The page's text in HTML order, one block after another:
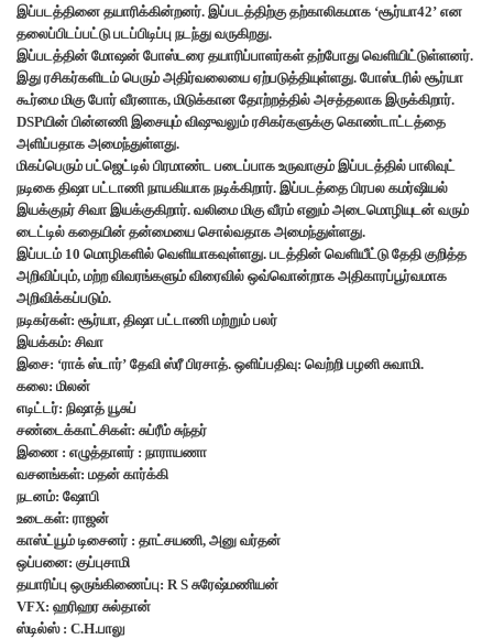
இப்படத்தினை தயாரிக்கின்றனர். இப்படத்திற்கு தற்காலிகமாக ‘சூர்யா42’ என
தலைப்பிடப்பட்டு படப்பிடிப்பு நடந்து வருகிறது.
இப்படத்தின் மோஷன் போஸ்டரை தயாரிப்பாளர்கள் தற்போது வெளியிட்டுள்ளனர்.
இது ரசிகர்களிடம் பெரும் அதிர்வலையை ஏற்படுத்தியுள்ளது. போஸ்டரில் சூர்யா
கூர்மை மிகு போர் வீரனாக, மிடுக்கான தோற்றத்தில் அசத்தலாக இருக்கிறார்.
DSPயின் பின்னணி இசையும் விஷுவலும் ரசிகர்களுக்கு கொண்டாட்டத்தை
அளிப்பதாக அமைந்துள்ளது.
மிகப்பெரும் பட்ஜெட்டில் பிரமாண்ட படைப்பாக உருவாகும் இப்படத்தில் பாலிவுட்
நடிகை திஷா பட்டாணி நாயகியாக நடிக்கிறார். இப்படத்தை பிரபல கமர்ஷியல்
இயக்குநர் சிவா இயக்குகிறார். வலிமை மிகு வீரம் எனும் அடைமொழியுடன் வரும்
டைட்டில் கதையின் தன்மையை சொல்வதாக அமைந்துள்ளது.
இப்படம் 10 மொழிகளில் வெளியாகவுள்ளது. படத்தின் வெளியீட்டு தேதி குறித்த
அறிவிப்பும், மற்ற விவரங்களும் விரைவில் ஒவ்வொன்றாக அதிகாரப்பூர்வமாக
அறிவிக்கப்படும்.
நடிகர்கள்: சூர்யா, திஷா பட்டாணி மற்றும் பலர்
இயக்கம்: சிவா
இசை: ‘ராக் ஸ்டார்’ தேவி ஸ்ரீ பிரசாத். ஒளிப்பதிவு: வெற்றி பழனி சுவாமி.
கலை: மிலன்
எடிட்டர்: நிஷாத் யூசுப்
சண்டைக்காட்சிகள்: சுப்ரீம் சுந்தர்
இணை : எழுத்தாளர் : நாராயணா
வசனங்கள்: மதன் கார்க்கி
நடனம்: ஷோபி
உடைகள்: ராஜன்
காஸ்ட்யூம் டிசைனர் : தாட்சயணி, அனு வர்தன்
ஒப்பனை: குப்புசாமி
தயாரிப்பு ஒருங்கிணைப்பு: R S சுரேஷ்மணியன்
VFX: ஹரிஹர சுல்தான்
ஸ்டில்ஸ் : C.H.பாலு